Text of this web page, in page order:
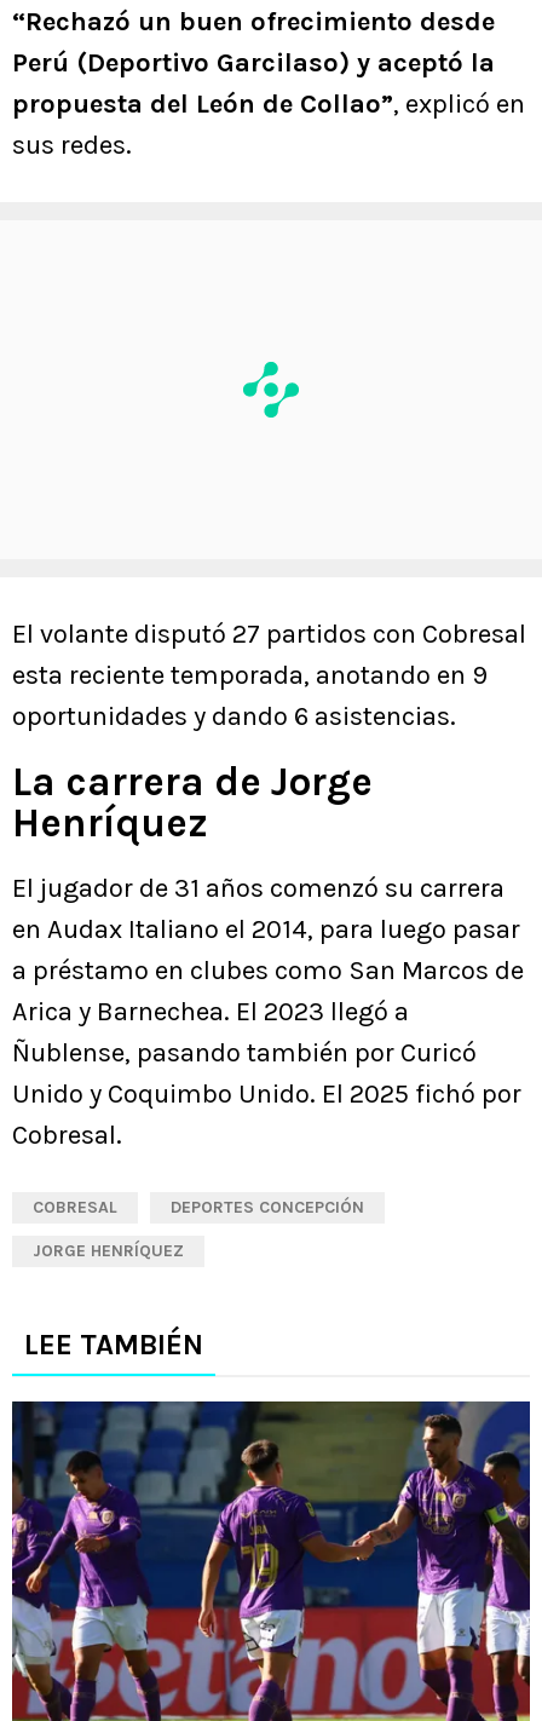
“Rechazó un buen ofrecimiento desde
Perú (Deportivo Garcilaso) y aceptó la
propuesta del León de Collao”, explicó en
sus redes.
El volante disputó 27 partidos con Cobresal
esta reciente temporada, anotando en 9
oportunidades y dando 6 asistencias.
La carrera de Jorge
Henríquez
El jugador de 31 años comenzó su carrera
en Audax Italiano el 2014, para luego pasar
a préstamo en clubes como San Marcos de
Arica y Barnechea. El 2023 llegó a
Ñublense, pasando también por Curicó
Unido y Coquimbo Unido. El 2025 fichó por
Cobresal.
COBRESAL DEPORTES CONCEPCIÓN
JORGE HENRÍQUEZ
LEE TAMBIÉN